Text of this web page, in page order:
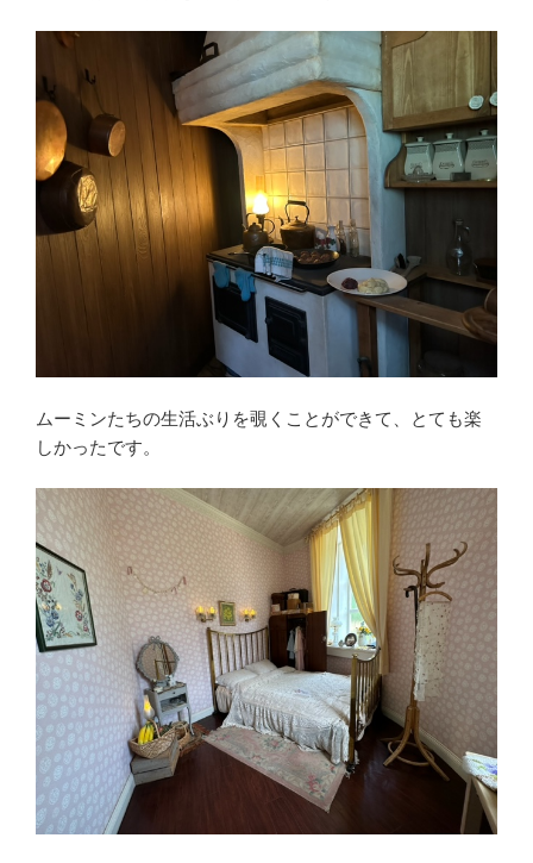
ムーミンたちの生活ぶりを覗くことができて、とても楽
しかったです。